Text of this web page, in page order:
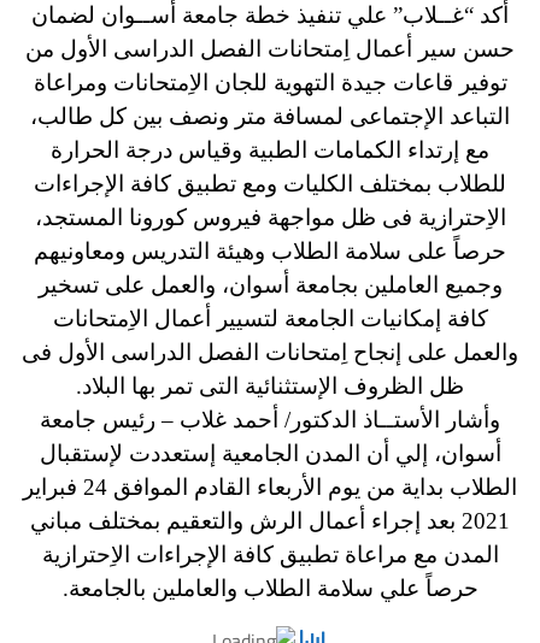
أكد “غــلاب” علي تنفيذ خطة جامعة أســوان لضمان
حسن سير أعمال اِمتحانات الفصل الدراسى الأول من
توفير قاعات جيدة التهوية للجان الاِمتحانات ومراعاة
التباعد الإجتماعى لمسافة متر ونصف بين كل طالب،
مع إرتداء الكمامات الطبية وقياس درجة الحرارة
للطلاب بمختلف الكليات ومع تطبيق كافة الإجراءات
الاِحترازية فى ظل مواجهة فيروس كورونا المستجد،
حرصاً على سلامة الطلاب وهيئة التدريس ومعاونيهم
وجميع العاملين بجامعة أسوان، والعمل على تسخير
كافة إمكانيات الجامعة لتسيير أعمال الاِمتحانات
والعمل على إنجاح اِمتحانات الفصل الدراسى الأول فى
ظل الظروف الإستثنائية التى تمر بها البلاد.
وأشار الأستــاذ الدكتور/ أحمد غلاب – رئيس جامعة
أسوان، إلي أن المدن الجامعية إستعددت لإستقبال
الطلاب بداية من يوم الأربعاء القادم الموافق 24 فبراير
2021 بعد إجراء أعمال الرش والتعقيم بمختلف مباني
المدن مع مراعاة تطبيق كافة الإجراءات الاِحترازية
حرصاً علي سلامة الطلاب والعاملين بالجامعة.